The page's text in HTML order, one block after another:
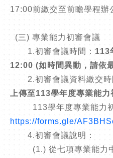
17:00前繳交至前瞻學程辦
(三) 專業能力初審會議
1.初審會議時間： 113
12:00 (如時間異動，請依
2.初審會議資料繳交時
上傳至113學年度專業能
113學年度專業能力
https://forms.gle/
4.初審會議說明：
(1.) 從七項專業能力中